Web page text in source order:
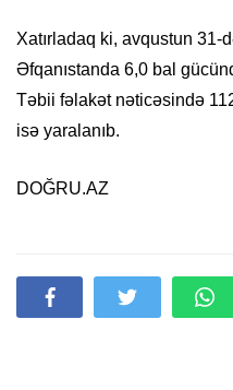
Xatırladaq ki, avqustun 31-
Əfqanıstanda 6,0 bal
Təbii fəlakət nəticəsində
isə yaralanıb.
DOĞRU.AZ